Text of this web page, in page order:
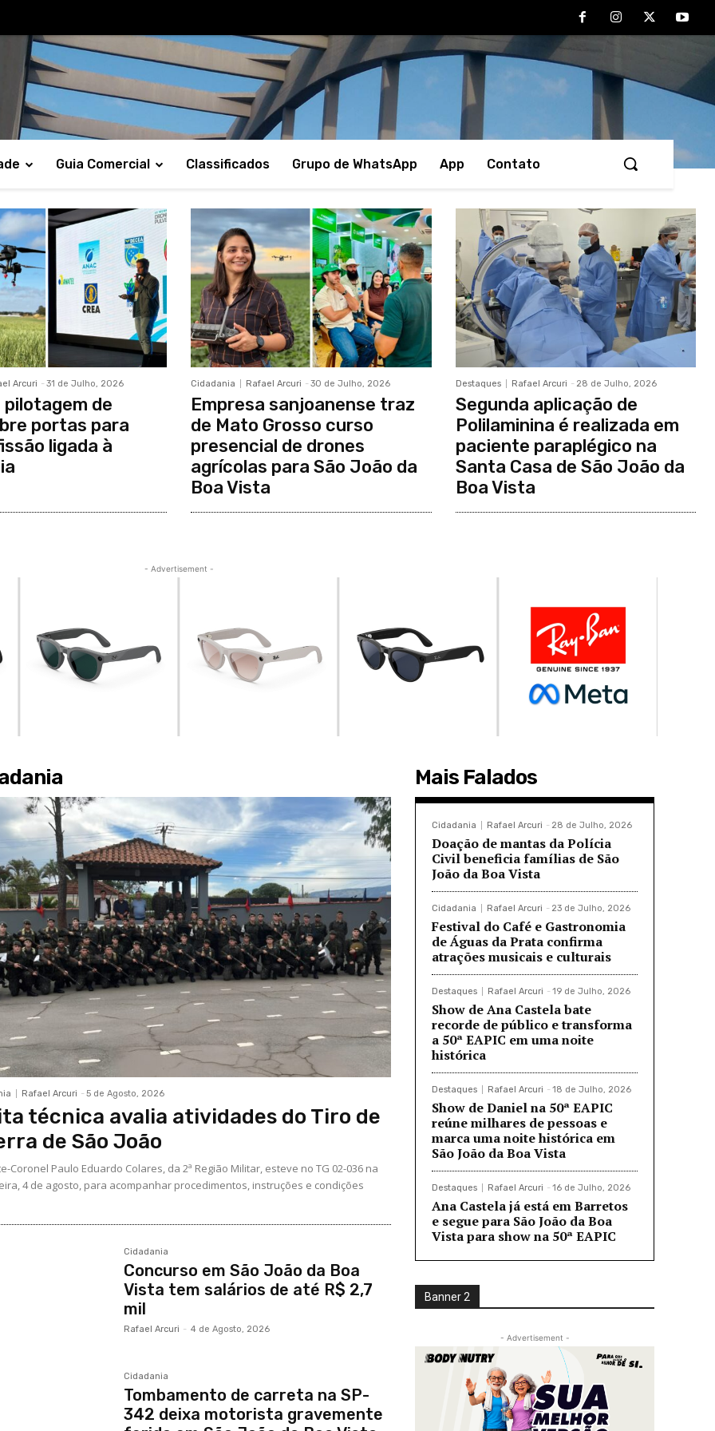
Guia Comercial Classificados Grupo de WhatsApp App Contato
Arcuri - 31 de Julho, 2026
pilotagem de
portas para
ligada à
Cidadania Rafael Arcuri - 30 de Julho, 2026
Empresa sanjoanense traz
de Mato Grosso curso
presencial de drones
agrícolas para São João da
Boa Vista
Destaques Rafael Arcuri - 28 de Julho, 2026
Segunda aplicação de
Polilaminina é realizada em
paciente paraplégico na
Santa Casa de São João da
Boa Vista
- Advertisement -
Rafael Arcuri - 5 de Agosto, 2026
técnica avalia atividades do Tiro de
de São João
Coronel Paulo Eduardo Colares, da 2ª Região Militar, esteve no TG 02-036 na
4 de agosto, para acompanhar procedimentos, instruções e condições
Cidadania
Concurso em São João da Boa
Vista tem salários de até R$ 2,7
mil
Rafael Arcuri - 4 de Agosto, 2026
Cidadania
Tombamento de carreta na SP-
342 deixa motorista gravemente
Mais Falados
Cidadania Rafael Arcuri - 28 de Julho, 2026
Doação de mantas da Polícia
Civil beneficia famílias de São
João da Boa Vista
Cidadania Rafael Arcuri - 23 de Julho, 2026
Festival do Café e Gastronomia
de Águas da Prata confirma
atrações musicais e culturais
Destaques Rafael Arcuri - 19 de Julho, 2026
Show de Ana Castela bate
recorde de público e transforma
a 50ª EAPIC em uma noite
histórica
Destaques Rafael Arcuri - 18 de Julho, 2026
Show de Daniel na 50ª EAPIC
reúne milhares de pessoas e
marca uma noite histórica em
São João da Boa Vista
Destaques Rafael Arcuri - 16 de Julho, 2026
Ana Castela já está em Barretos
e segue para São João da Boa
Vista para show na 50ª EAPIC
Banner 2
- Advertisement -